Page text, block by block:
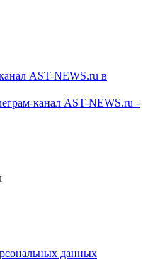
AST-NEWS.ru в
канал AST-NEWS.ru -
данных